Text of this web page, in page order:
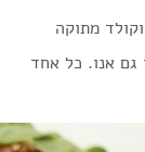
מתוקה
אנו. כל אחד